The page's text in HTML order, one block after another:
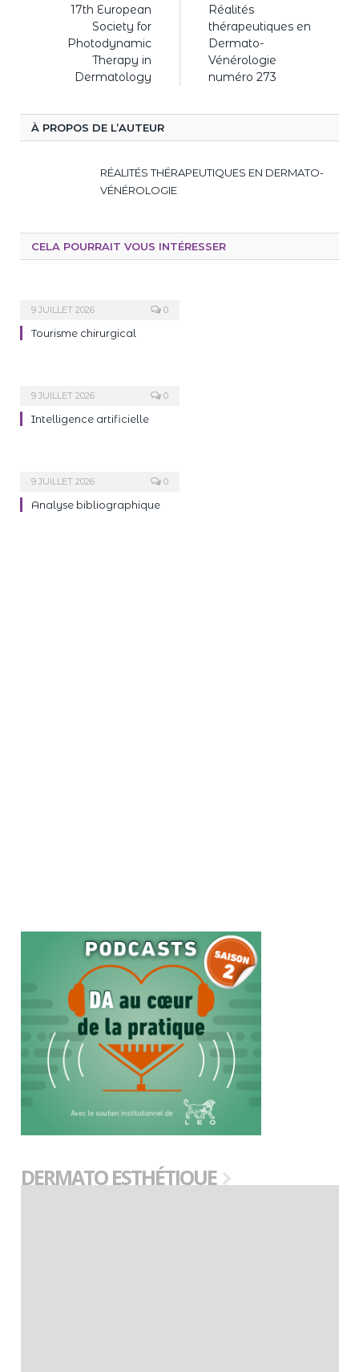
17th European
Society for
Photodynamic
Therapy in
Dermatology
Réalités
thérapeutiques en
Dermato-
Vénérologie
numéro 273
À PROPOS DE L’AUTEUR
RÉALITÉS THÉRAPEUTIQUES EN DERMATO-
VÉNÉROLOGIE
CELA POURRAIT VOUS INTÉRESSER
9 JUILLET 2026 0
Tourisme chirurgical
9 JUILLET 2026 0
Intelligence artificielle
9 JUILLET 2026 0
Analyse bibliographique
DERMATO ESTHÉTIQUE